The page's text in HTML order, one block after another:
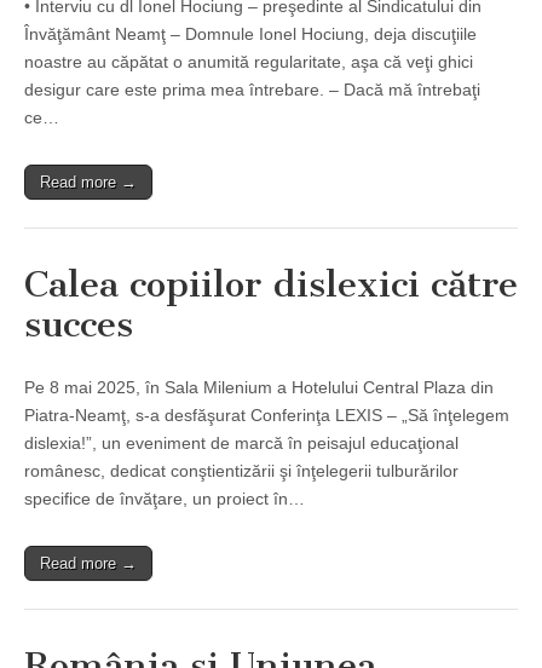
• Interviu cu dl Ionel Hociung – preşedinte al Sindicatului din
Învăţământ Neamţ – Domnule Ionel Hociung, deja discuţiile
noastre au căpătat o anumită regularitate, aşa că veţi ghici
desigur care este prima mea întrebare. – Dacă mă întrebaţi
ce…
Read more →
Calea copiilor dislexici către
succes
Pe 8 mai 2025, în Sala Milenium a Hotelului Central Plaza din
Piatra-Neamţ, s-a desfăşurat Conferinţa LEXIS – „Să înţelegem
dislexia!”, un eveniment de marcă în peisajul educaţional
românesc, dedicat conştientizării şi înţelegerii tulburărilor
specifice de învăţare, un proiect în…
Read more →